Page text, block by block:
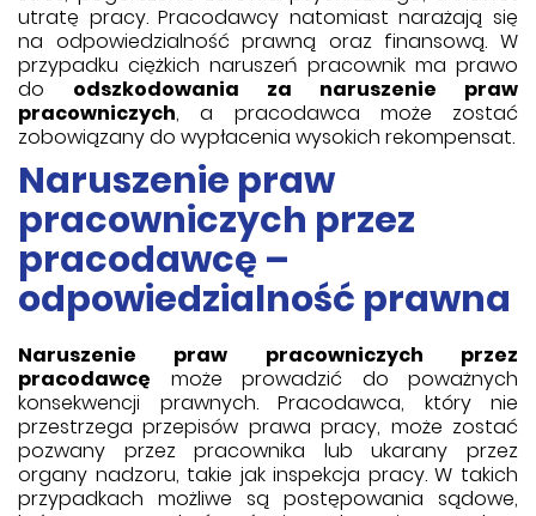
utratę pracy. Pracodawcy natomiast narażają się
na odpowiedzialność prawną oraz finansową. W
przypadku ciężkich naruszeń pracownik ma prawo
do odszkodowania za naruszenie praw
pracowniczych, a pracodawca może zostać
zobowiązany do wypłacenia wysokich rekompensat.
Naruszenie praw
pracowniczych przez
pracodawcę –
odpowiedzialność prawna
Naruszenie praw pracowniczych przez
pracodawcę może prowadzić do poważnych
konsekwencji prawnych. Pracodawca, który nie
przestrzega przepisów prawa pracy, może zostać
pozwany przez pracownika lub ukarany przez
organy nadzoru, takie jak inspekcja pracy. W takich
przypadkach możliwe są postępowania sądowe,